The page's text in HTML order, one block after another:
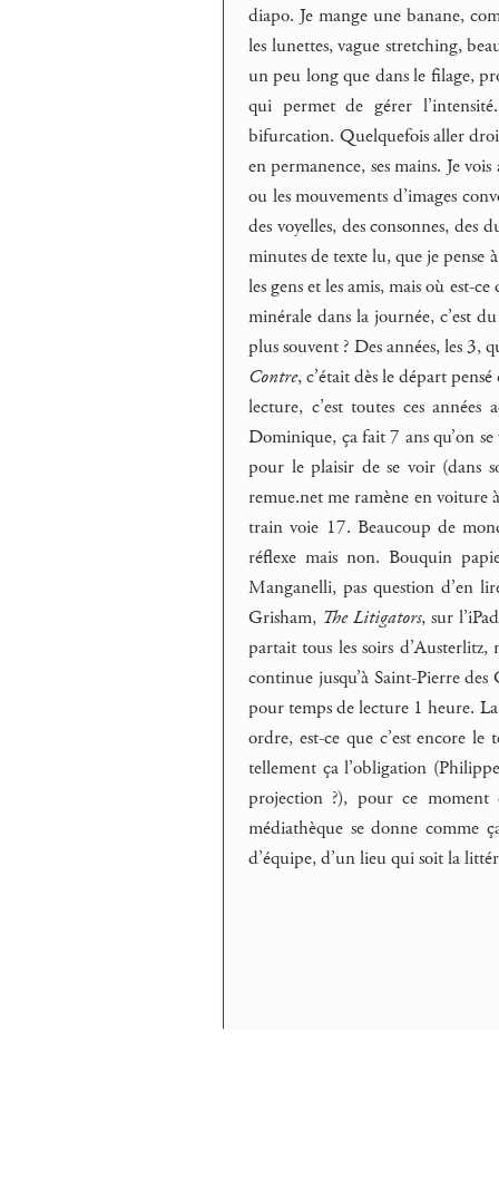
diapo. Je mange une banane,
les lunettes, vague stretching,
un peu long que dans le filage,
qui permet de gérer
bifurcation. Quelquefois aller
en permanence, ses mains. Je
ou les mouvements d’images
des voyelles, des consonnes, des
minutes de texte lu, que je pense
les gens et les amis, mais où est-ce
minérale dans la journée, c’est
plus souvent ? Des années, les 3,
Contre, c’était dès le départ
lecture, c’est toutes ces
Dominique, ça fait 7 ans qu’on
pour le plaisir de se voir (dans
remue.net me ramène en voiture
train voie 17. Beaucoup de
réflexe mais non. Bouquin
Manganelli, pas question d’en
Grisham, The Litigators, sur
partait tous les soirs d’Austerlitz,
continue jusqu’à Saint-Pierre
pour temps de lecture 1 heure.
ordre, est-ce que c’est encore
tellement ça l’obligation
projection ?), pour ce moment
médiathèque se donne comme
d’équipe, d’un lieu qui soit la